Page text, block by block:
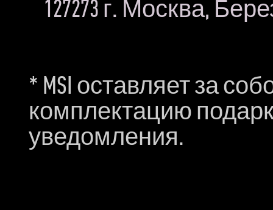
127273 г. Москва,
* MSI оставляет за
комплектацию
уведомления.